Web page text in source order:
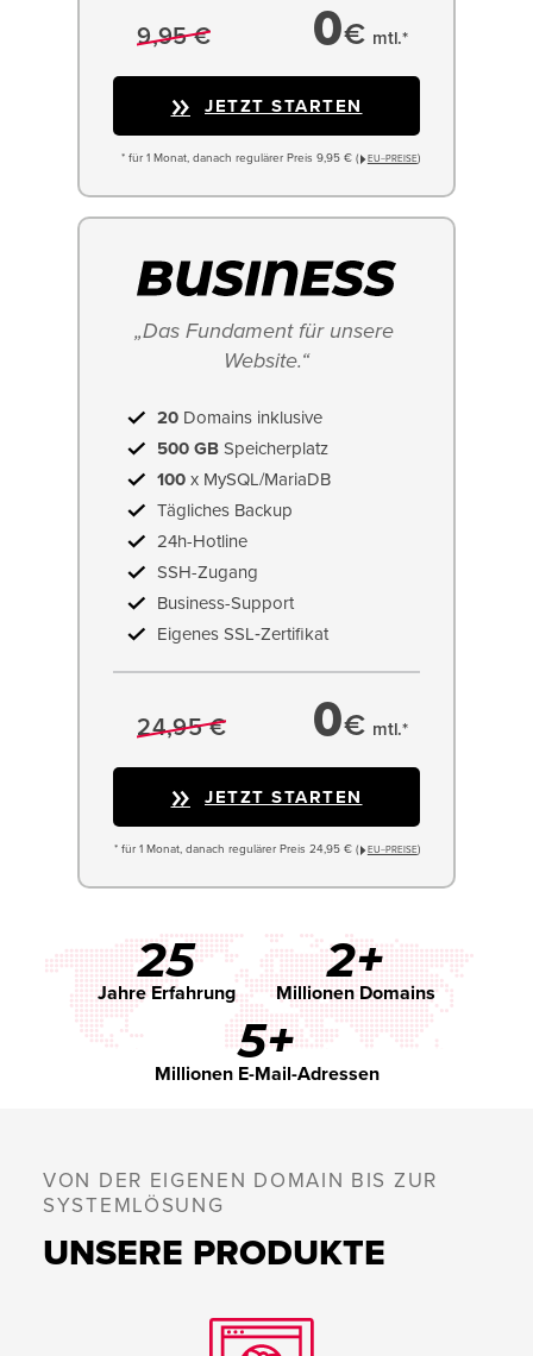
9,95 € 0€ mtl.*
JETZT STARTEN
* für 1 Monat, danach regulärer Preis 9,95 € ( EU−PREISE)
„Das Fundament für unsere
Website.“
20 Domains inklusive
500 GB Speicherplatz
100 x MySQL/MariaDB
Tägliches Backup
24h-Hotline
SSH-Zugang
Business-Support
Eigenes SSL‑Zertifikat
24,95 € 0€ mtl.*
JETZT STARTEN
* für 1 Monat, danach regulärer Preis 24,95 € ( EU−PREISE)
25
Jahre Erfahrung
2+
Millionen Domains
5+
Millionen E-Mail-Adressen
VON DER EIGENEN DOMAIN BIS ZUR
SYSTEMLÖSUNG
UNSERE PRODUKTE